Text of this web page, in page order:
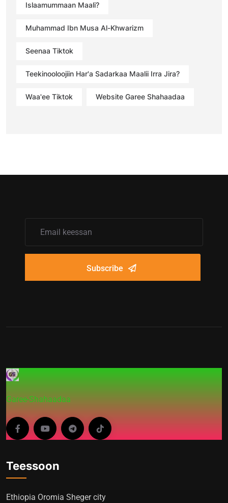
Islaamummaan Maali?
Muhammad Ibn Musa Al-Khwarizm
Seenaa Tiktok
Teekinooloojiin Har'a Sadarkaa Maalii Irra Jira?
Waa'ee Tiktok Website Garee Shahaadaa
Subscribe
Garee-Shahaadaa
Teessoon
Ethiopia Oromia Sheger city